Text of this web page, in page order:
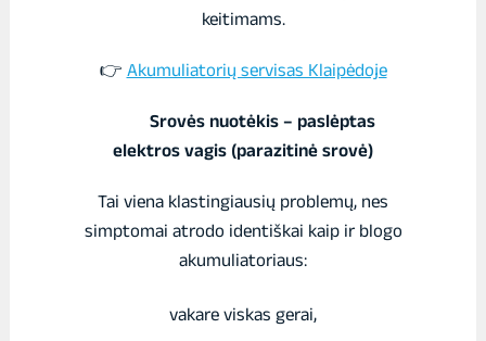
keitimams.
👉 Akumuliatorių servisas Klaipėdoje
Srovės nuotėkis – paslėptas
elektros vagis (parazitinė srovė)
Tai viena klastingiausių problemų, nes
simptomai atrodo identiškai kaip ir blogo
akumuliatoriaus:
vakare viskas gerai,